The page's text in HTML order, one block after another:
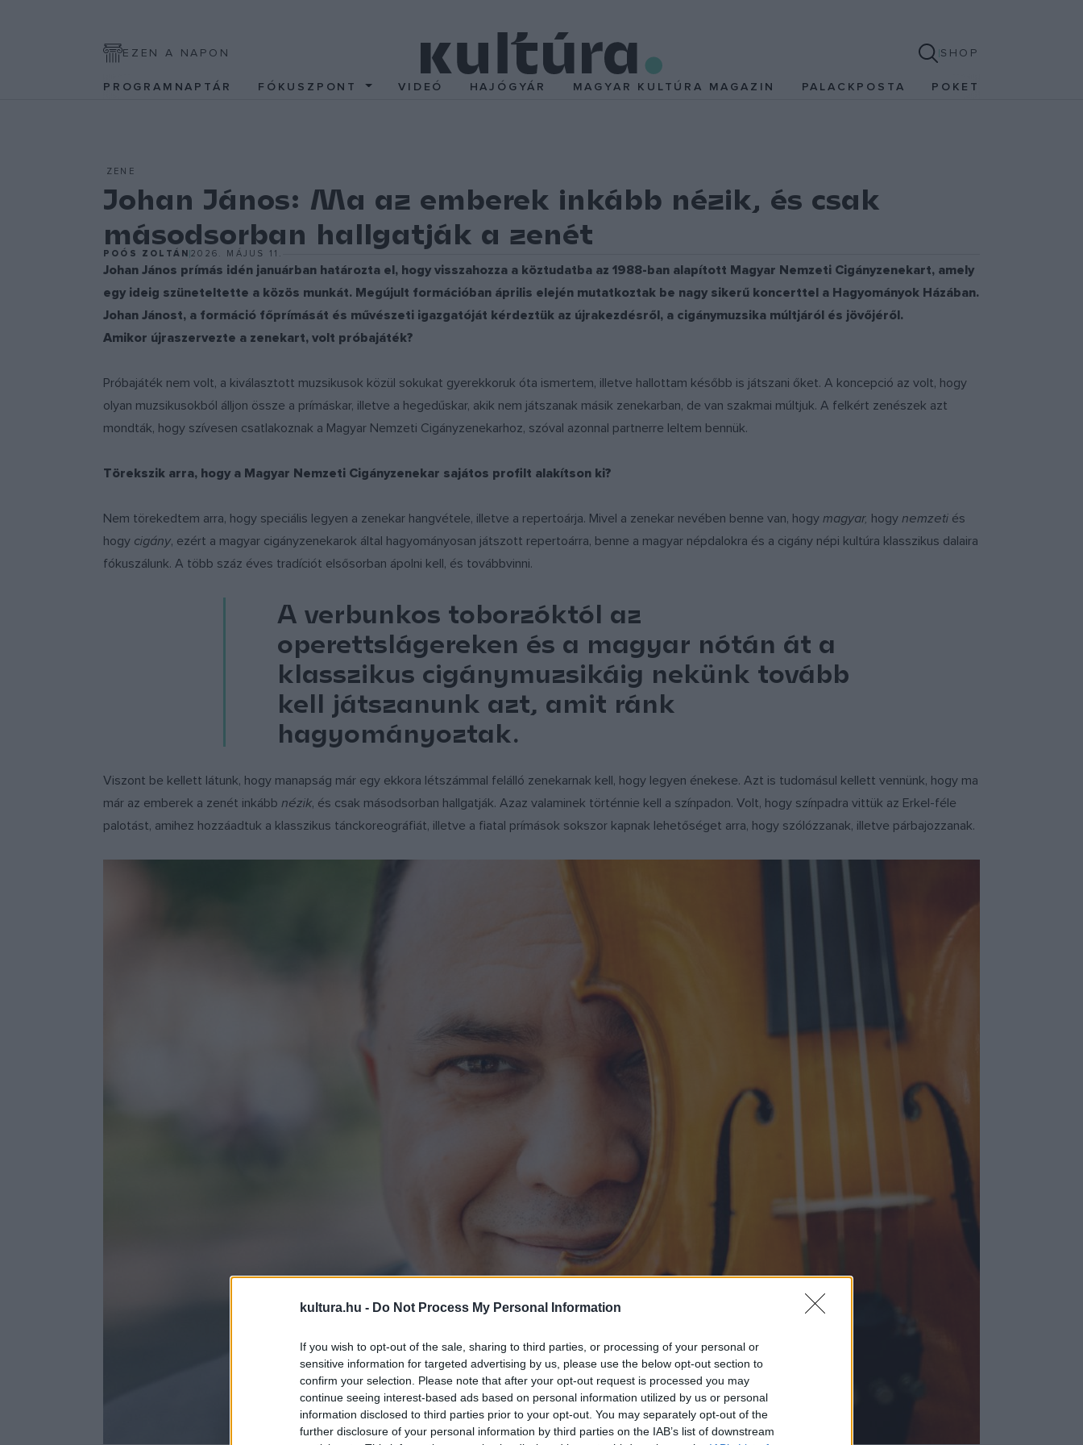
kultura.hu - Do Not Process My Personal Information
If you wish to opt-out of the sale, sharing to third parties, or processing of your personal or
sensitive information for targeted advertising by us, please use the below opt-out section to
confirm your selection. Please note that after your opt-out request is processed you may
continue seeing interest-based ads based on personal information utilized by us or personal
information disclosed to third parties prior to your opt-out. You may separately opt-out of the
further disclosure of your personal information by third parties on the IAB’s list of downstream
EZEN A NAPON SHOP
PROGRAMNAPTÁR FÓKUSZPONT VIDEÓ HAJÓGYÁR MAGYAR KULTÚRA MAGAZIN PALACKPOSTA POKET
ZENE
Johan János: Ma az emberek inkább nézik, és csak
másodsorban hallgatják a zenét
POÓS ZOLTÁN2026. MÁJUS 11.
Johan János prímás idén januárban határozta el, hogy visszahozza a köztudatba az 1988-ban alapított Magyar Nemzeti Cigányzenekart, amely
egy ideig szüneteltette a közös munkát. Megújult formációban április elején mutatkoztak be nagy sikerű koncerttel a Hagyományok Házában.
Johan Jánost, a formáció főprímását és művészeti igazgatóját kérdeztük az újrakezdésről, a cigánymuzsika múltjáról és jövőjéről.
Amikor újraszervezte a zenekart, volt próbajáték?
Próbajáték nem volt, a kiválasztott muzsikusok közül sokukat gyerekkoruk óta ismertem, illetve hallottam később is játszani őket. A koncepció az volt, hogy
olyan muzsikusokból álljon össze a prímáskar, illetve a hegedűskar, akik nem játszanak másik zenekarban, de van szakmai múltjuk. A felkért zenészek azt
mondták, hogy szívesen csatlakoznak a Magyar Nemzeti Cigányzenekarhoz, szóval azonnal partnerre leltem bennük.
Törekszik arra, hogy a Magyar Nemzeti Cigányzenekar sajátos profilt alakítson ki?
Nem törekedtem arra, hogy speciális legyen a zenekar hangvétele, illetve a repertoárja. Mivel a zenekar nevében benne van, hogy magyar, hogy nemzeti és
hogy cigány, ezért a magyar cigányzenekarok által hagyományosan játszott repertoárra, benne a magyar népdalokra és a cigány népi kultúra klasszikus dalaira
fókuszálunk. A több száz éves tradíciót elsősorban ápolni kell, és továbbvinni.
A verbunkos toborzóktól az
operettslágereken és a magyar nótán át a
klasszikus cigánymuzsikáig nekünk tovább
kell játszanunk azt, amit ránk
hagyományoztak.
Viszont be kellett látunk, hogy manapság már egy ekkora létszámmal felálló zenekarnak kell, hogy legyen énekese. Azt is tudomásul kellett vennünk, hogy ma
már az emberek a zenét inkább nézik, és csak másodsorban hallgatják. Azaz valaminek történnie kell a színpadon. Volt, hogy színpadra vittük az Erkel-féle
palotást, amihez hozzáadtuk a klasszikus tánckoreográfiát, illetve a fiatal prímások sokszor kapnak lehetőséget arra, hogy szólózzanak, illetve párbajozzanak.